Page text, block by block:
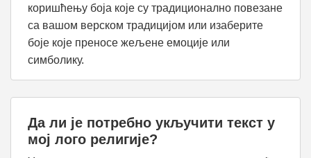
коришћењу боја које су традиционално повезане
са вашом верском традицијом или изаберите
боје које преносе жељене емоције или
симболику.
Да ли је потребно укључити текст у
мој лого религије?